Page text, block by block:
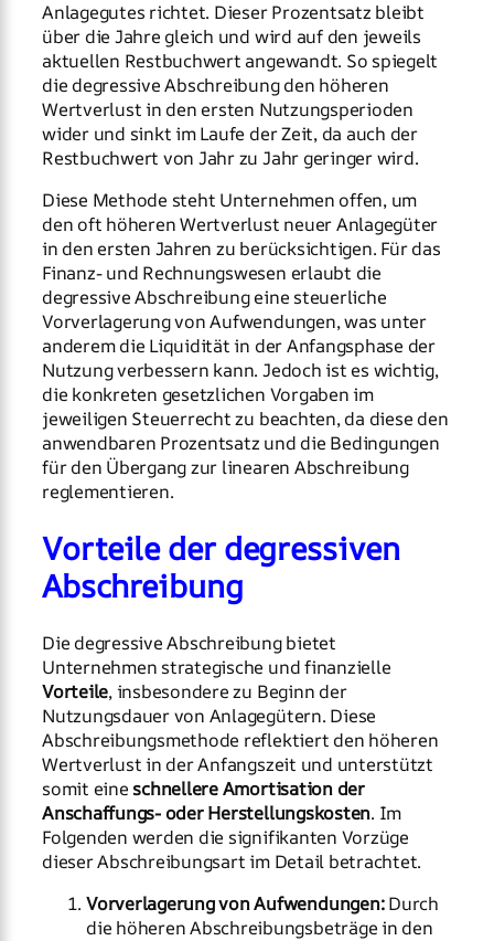
Anlagegutes richtet. Dieser Prozentsatz bleibt
über die Jahre gleich und wird auf den jeweils
aktuellen Restbuchwert angewandt. So spiegelt
die degressive Abschreibung den höheren
Wertverlust in den ersten Nutzungsperioden
wider und sinkt im Laufe der Zeit, da auch der
Restbuchwert von Jahr zu Jahr geringer wird.
Diese Methode steht Unternehmen offen, um
den oft höheren Wertverlust neuer Anlagegüter
in den ersten Jahren zu berücksichtigen. Für das
Finanz- und Rechnungswesen erlaubt die
degressive Abschreibung eine steuerliche
Vorverlagerung von Aufwendungen, was unter
anderem die Liquidität in der Anfangsphase der
Nutzung verbessern kann. Jedoch ist es wichtig,
die konkreten gesetzlichen Vorgaben im
jeweiligen Steuerrecht zu beachten, da diese den
anwendbaren Prozentsatz und die Bedingungen
für den Übergang zur linearen Abschreibung
reglementieren.
Vorteile der degressiven
Abschreibung
Die degressive Abschreibung bietet
Unternehmen strategische und finanzielle
Vorteile, insbesondere zu Beginn der
Nutzungsdauer von Anlagegütern. Diese
Abschreibungsmethode reflektiert den höheren
Wertverlust in der Anfangszeit und unterstützt
somit eine schnellere Amortisation der
Anschaffungs- oder Herstellungskosten. Im
Folgenden werden die signifikanten Vorzüge
dieser Abschreibungsart im Detail betrachtet.
Vorverlagerung von Aufwendungen:Durch
die höheren Abschreibungsbeträge in den